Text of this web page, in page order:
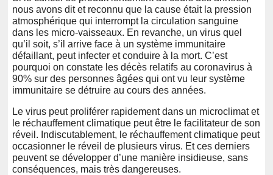
nous avons dit et reconnu que la cause était la pression
atmosphérique qui interrompt la circulation sanguine
dans les micro-vaisseaux. En revanche, un virus quel
qu’il soit, s’il arrive face à un système immunitaire
défaillant, peut infecter et conduire à la mort. C’est
pourquoi on constate les décès relatifs au coronavirus à
90% sur des personnes âgées qui ont vu leur système
immunitaire se détruire au cours des années.
Le virus peut proliférer rapidement dans un microclimat et
le réchauffement climatique peut être le facilitateur de son
réveil. Indiscutablement, le réchauffement climatique peut
occasionner le réveil de plusieurs virus. Et ces derniers
peuvent se développer d’une manière insidieuse, sans
conséquences, mais très dangereuses.